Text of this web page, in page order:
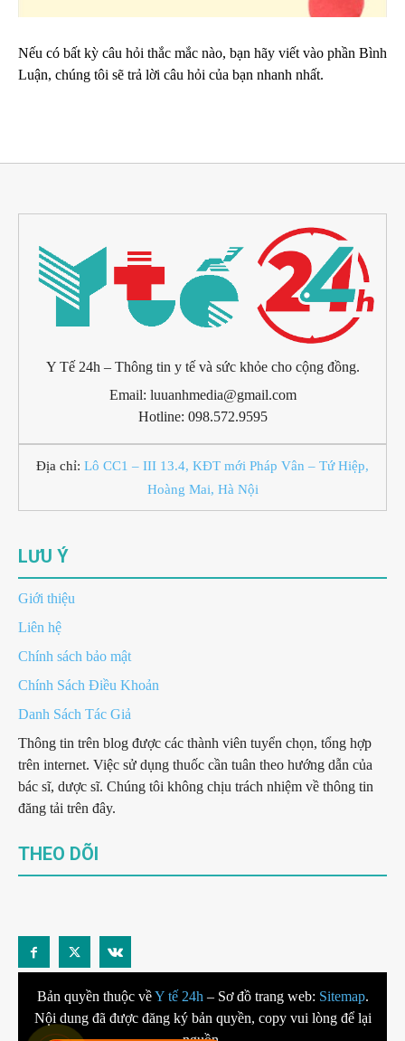
Nếu có bất kỳ câu hỏi thắc mắc nào, bạn hãy viết vào phần Bình
Luận, chúng tôi sẽ trả lời câu hỏi của bạn nhanh nhất.
Y Tế 24h – Thông tin y tế và sức khỏe cho cộng đồng.
Email: luuanhmedia@gmail.com
Hotline: 098.572.9595
Địa chỉ: Lô CC1 – III 13.4, KĐT mới Pháp Vân – Tứ Hiệp,
Hoàng Mai, Hà Nội
LƯU Ý
Giới thiệu
Liên hệ
Chính sách bảo mật
Chính Sách Điều Khoản
Danh Sách Tác Giả
Thông tin trên blog được các thành viên tuyển chọn, tổng hợp
trên internet. Việc sử dụng thuốc cần tuân theo hướng dẫn của
bác sĩ, dược sĩ. Chúng tôi không chịu trách nhiệm về thông tin
đăng tải trên đây.
THEO DÕI
Bản quyền thuộc vềY tế 24h – Sơ đồ trang web: Sitemap.
Nội dung đã được đăng ký bản quyền, copy vui lòng để lại